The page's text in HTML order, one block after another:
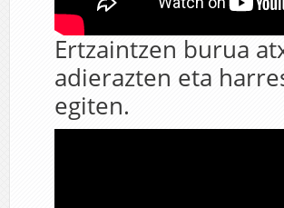
Ertzaintzen burua
adierazten eta
egiten.